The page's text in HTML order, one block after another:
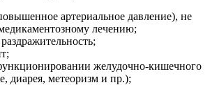
артериальное давление), не
лечению;
желудочно-кишечного
диарея, метеоризм и пр.);